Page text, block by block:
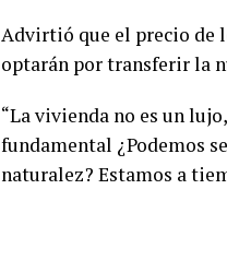
Advirtió que el precio de
optarán por transferir la
“La vivienda no es un
fundamental ¿Podemos
naturalez? Estamos a